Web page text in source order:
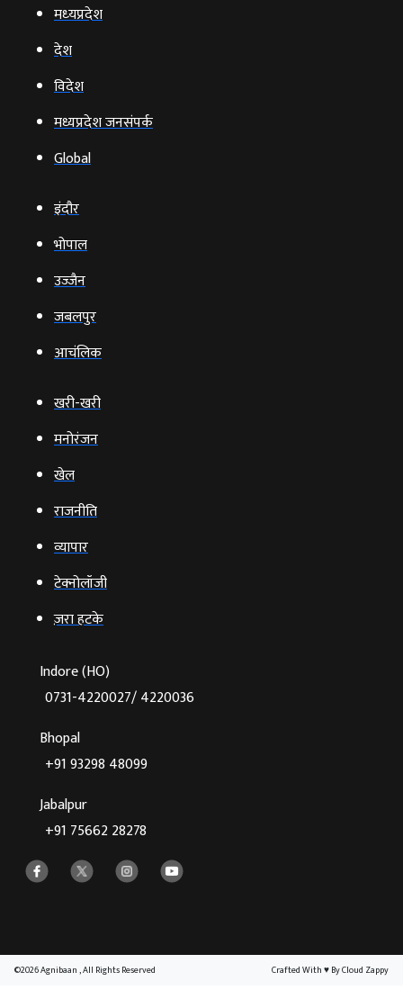
मध्‍यप्रदेश
देश
विदेश
मध्यप्रदेश जनसंपर्क
Global
इंदौर
भोपाल
उज्‍जैन
जबलपुर
आचंलिक
खरी-खरी
मनोरंजन
खेल
राजनीति
व्‍यापार
टेक्‍नोलॉजी
ज़रा हटके
Indore (HO)
0731-4220027/ 4220036
Bhopal
+91 93298 48099
Jabalpur
+91 75662 28278
©2026 Agnibaan , All Rights Reserved Crafted With♥By Cloud Zappy